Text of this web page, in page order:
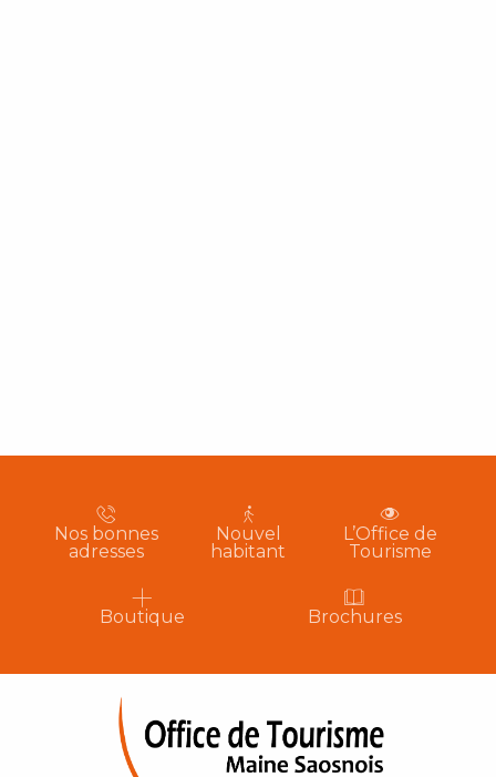
Nos bonnes
adresses
Nouvel
habitant
L’Office de
Tourisme
Boutique Brochures